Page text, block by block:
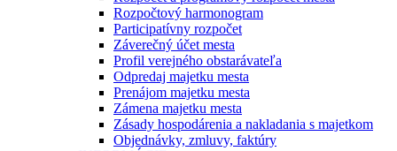
Rozpočtový harmonogram
Participatívny rozpočet
Záverečný účet mesta
Profil verejného obstarávateľa
Odpredaj majetku mesta
Prenájom majetku mesta
Zámena majetku mesta
Zásady hospodárenia a nakladania s majetkom
Objednávky, zmluvy, faktúry